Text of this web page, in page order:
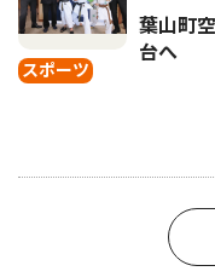
スポーツ
葉山町
台へ